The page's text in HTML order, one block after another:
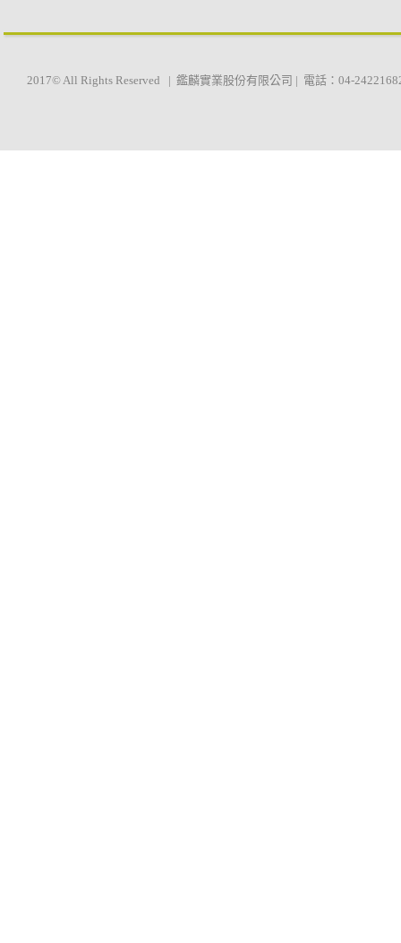
2017© All Rights Reserved | 鑑麟實業股份有限公司 | 電話：04-